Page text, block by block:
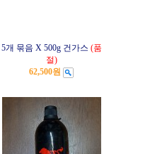
5개 묶음 X 500g 건가스 (품
절)
62,500원